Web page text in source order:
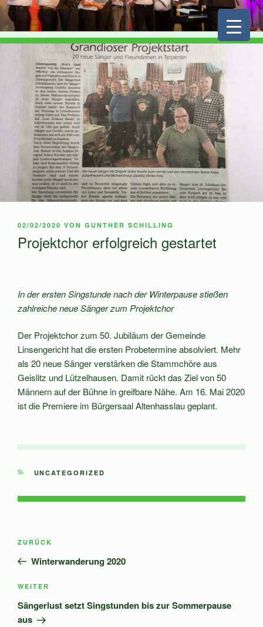
Zum
Inhalt
springen
VERÖFFENTLICHT
02/02/2020 VON GUNTHER SCHILLING
Projektchor erfolgreich gestartet
In der ersten Singstunde nach der Winterpause stießen
zahlreiche neue Sänger zum Projektchor
Der Projektchor zum 50. Jubiläum der Gemeinde
Linsengericht hat die ersten Probetermine absolviert. Mehr
als 20 neue Sänger verstärken die Stammchöre aus
Geislitz und Lützelhausen. Damit rückt das Ziel von 50
Männern auf der Bühne in greifbare Nähe. Am 16. Mai 2020
ist die Premiere im Bürgersaal Altenhasslau geplant.
KATEGORIEN
UNCATEGORIZED
Beitragsnavigation
Vorheriger
Beitrag
ZURÜCK
Winterwanderung 2020
Nächster
Beitrag
WEITER
Sängerlust setzt Singstunden bis zur Sommerpause
aus